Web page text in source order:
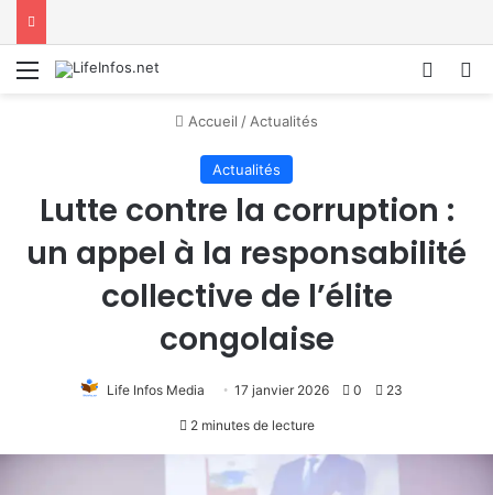
Menu
Accueil / Actualités
Actualités
Lutte contre la corruption :
un appel à la responsabilité
collective de l’élite
congolaise
Life Infos Media 17 janvier 2026 0 23
2 minutes de lecture